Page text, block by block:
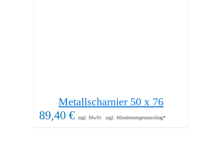
Metallscharnier 50 x 76
89,40 € zzgl. MwSt. zzgl. Mindermengenzuschlag*